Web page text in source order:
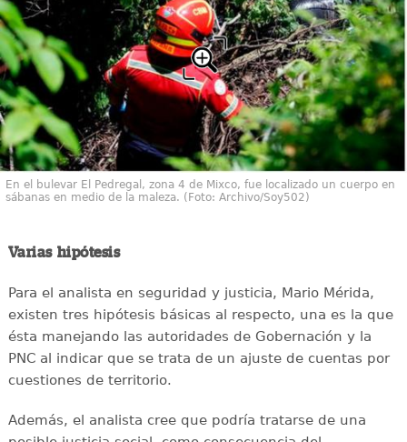
En el bulevar El Pedregal, zona 4 de Mixco, fue localizado un cuerpo en
sábanas en medio de la maleza. (Foto: Archivo/Soy502)
Varias hipótesis
Para el analista en seguridad y justicia, Mario Mérida,
existen tres hipótesis básicas al respecto, una es la que
ésta manejando las autoridades de Gobernación y la
PNC al indicar que se trata de un ajuste de cuentas por
cuestiones de territorio.
Además, el analista cree que podría tratarse de una